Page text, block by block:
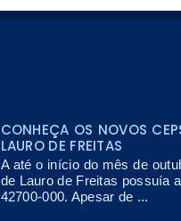
CONHEÇA OS NOVOS
LAURO DE FREITAS
A até o início do mês de
de Lauro de Freitas possuía
42700-000. Apesar de ...